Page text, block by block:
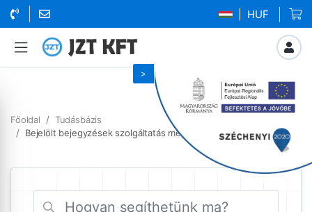
| HUF
Főoldal
Tudásbázis
Bejelölt bejegyzések szolgáltatás megújítása